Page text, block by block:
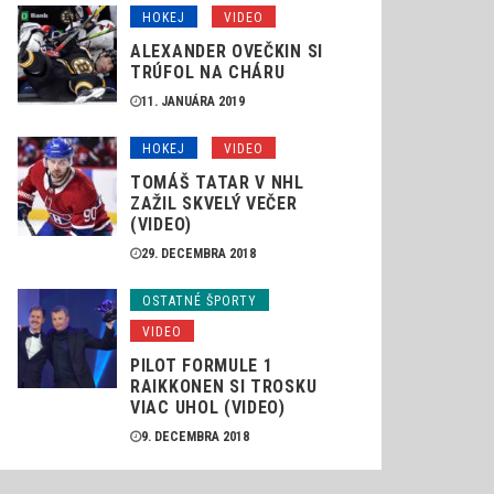
HOKEJ VIDEO
ALEXANDER OVEČKIN SI
TRÚFOL NA CHÁRU
11. JANUÁRA 2019
HOKEJ VIDEO
TOMÁŠ TATAR V NHL
ZAŽIL SKVELÝ VEČER
(VIDEO)
29. DECEMBRA 2018
OSTATNÉ ŠPORTY
VIDEO
PILOT FORMULE 1
RAIKKONEN SI TROSKU
VIAC UHOL (VIDEO)
9. DECEMBRA 2018